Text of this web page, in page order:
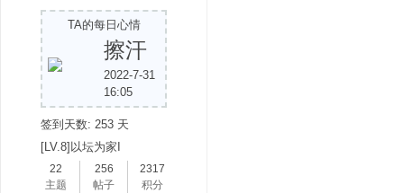
TA的每日心情
擦汗
2022-7-31
16:05
签到天数: 253 天
[LV.8]以坛为家I
22
主题
256
帖子
2317
积分